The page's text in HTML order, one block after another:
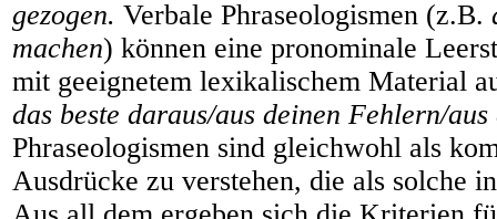
gezogen. Verbale Phraseologismen (z.B.
machen) können eine pronominale
mit geeignetem lexikalischem Material
das beste daraus/aus deinen Fehlern/
Phraseologismen sind gleichwohl als
Ausdrücke zu verstehen, die als solche